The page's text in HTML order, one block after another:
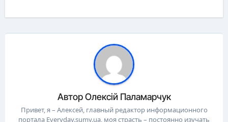
АвторОлексій Паламарчук
Привет, я – Алексей, главный редактор информационного
портала Everyday.sumy.ua, моя страсть – постоянно изучать